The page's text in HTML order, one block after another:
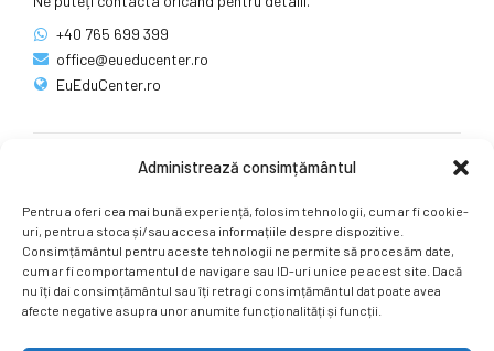
Administrează consimțământul
Pentru a oferi cea mai bună experiență, folosim tehnologii, cum ar fi cookie-
uri, pentru a stoca și/sau accesa informațiile despre dispozitive.
Consimțământul pentru aceste tehnologii ne permite să procesăm date,
cum ar fi comportamentul de navigare sau ID-uri unice pe acest site. Dacă
nu îți dai consimțământul sau îți retragi consimțământul dat poate avea
afecte negative asupra unor anumite funcționalități și funcții.
+40 765 699 399
office@eueducenter.ro
EuEduCenter.ro
Ne puteți găsi și pe rețelele sociale.